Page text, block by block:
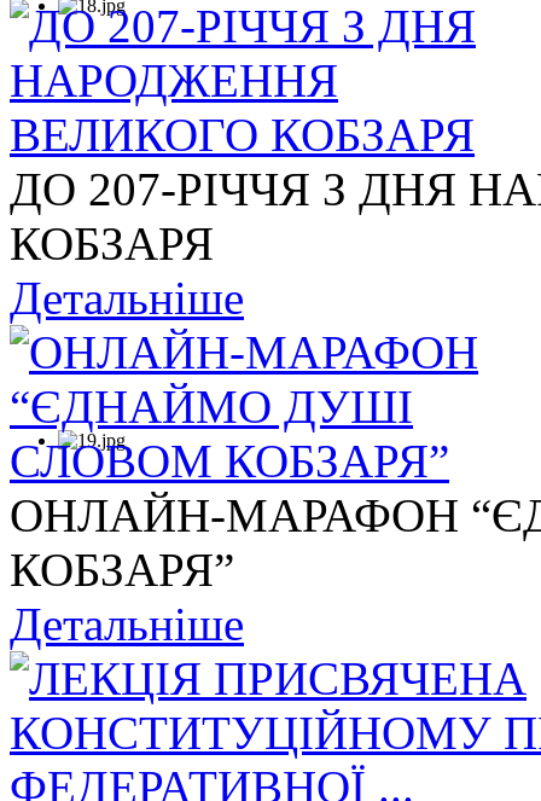
ДО 207-РІЧЧЯ З ДНЯ
КОБЗАРЯ
Детальніше
ОНЛАЙН-МАРАФОН
КОБЗАРЯ”
Детальніше